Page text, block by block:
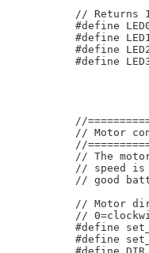
// Returns
#define
#define
#define
#define
//
// Motor
//
// The
// speed is
// good
// Motor
//
#define
#define